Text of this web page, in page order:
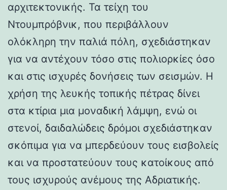
αρχιτεκτονικής. Τα τείχη του
Ντουμπρόβνικ, που περιβάλλουν
ολόκληρη την παλιά πόλη, σχεδιάστηκαν
για να αντέχουν τόσο στις πολιορκίες όσο
και στις ισχυρές δονήσεις των σεισμών. Η
χρήση της λευκής τοπικής πέτρας δίνει
στα κτίρια μια μοναδική λάμψη, ενώ οι
στενοί, δαιδαλώδεις δρόμοι σχεδιάστηκαν
σκόπιμα για να μπερδεύουν τους εισβολείς
και να προστατεύουν τους κατοίκους από
τους ισχυρούς ανέμους της Αδριατικής.